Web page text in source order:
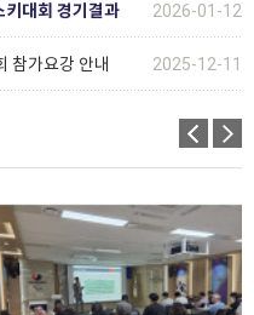
키대회 경기결과 2026-01-12
참가요강 안내 2025-12-11